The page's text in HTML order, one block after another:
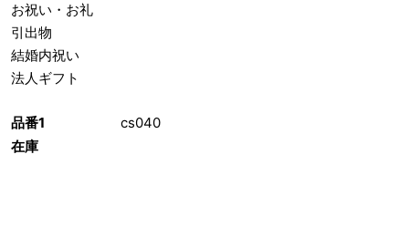
品番1
cs040
在庫
お祝い・お礼
引出物
結婚内祝い
法人ギフト